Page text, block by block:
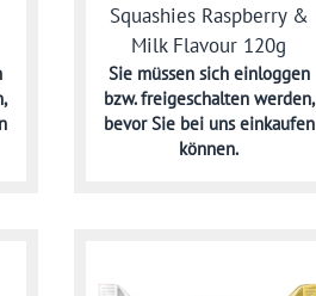
Squashies Raspberry &
Milk Flavour 120g
Sie müssen sich einloggen
bzw. freigeschalten werden,
bevor Sie bei uns einkaufen
können.